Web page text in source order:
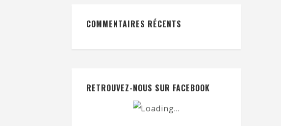
COMMENTAIRES RÉCENTS
RETROUVEZ-NOUS SUR FACEBOOK